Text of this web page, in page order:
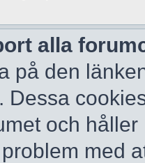
alla
på den
Dessa
och
med